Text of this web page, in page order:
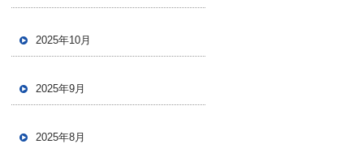
2025年10月
2025年9月
2025年8月